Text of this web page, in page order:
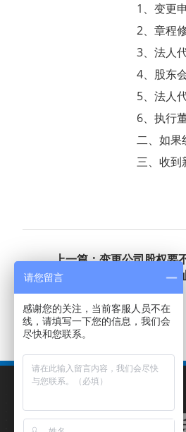
1、变更
2、章程
3、法人
4、股东
5、法人
6、执行
二、如果
三、收到
上一篇：变更公司股权要
下一篇：跨区变更公司地
请您留言
感谢您的关注，当前客服人员不在
线，请填写一下您的信息，我们会
尽快和您联系。